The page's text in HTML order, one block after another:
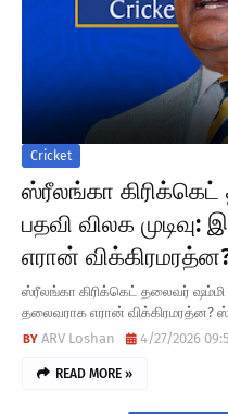
Cricket
ஸ்ரீலங்கா
பதவி விலக
எரான்
ஸ்ரீலங்கா கிரிக்கெட் தலைவர் ஷம்மி
தலைவராக எரான் விக்கிரமரத்ன?
ARV Loshan
4/27/2026
READ MORE »